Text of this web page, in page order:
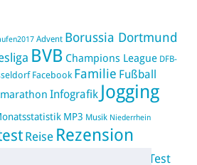
Advent Borussia Dortmund
BVB Champions League DFB-
Facebook Familie Fußball
Infografik Jogging
MP3 Musik Niederrhein
Reise Rezension
Test